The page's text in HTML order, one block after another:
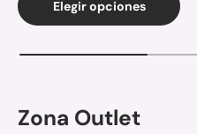
Elegir opciones
Zona Outlet